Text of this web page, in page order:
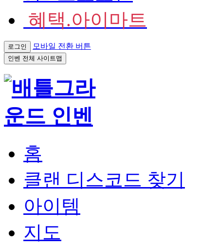
혜택.아이마트
로그인 모바일 전환 버튼
인벤 전체 사이트맵
홈
클랜 디스코드 찾기
아이템
지도